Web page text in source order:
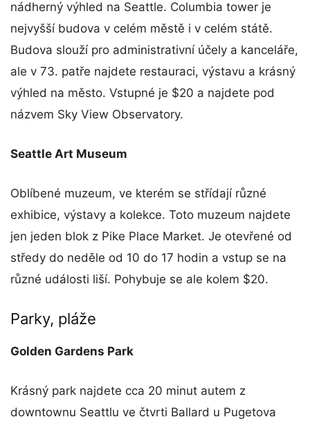
nádherný výhled na Seattle. Columbia tower je
nejvyšší budova v celém městě i v celém státě.
Budova slouží pro administrativní účely a kanceláře,
ale v 73. patře najdete restauraci, výstavu a krásný
výhled na město. Vstupné je $20 a najdete pod
názvem Sky View Observatory.
Seattle Art Museum
Oblíbené muzeum, ve kterém se střídají různé
exhibice, výstavy a kolekce. Toto muzeum najdete
jen jeden blok z Pike Place Market. Je otevřené od
středy do neděle od 10 do 17 hodin a vstup se na
různé události liší. Pohybuje se ale kolem $20.
Parky, pláže
Golden Gardens Park
Krásný park najdete cca 20 minut autem z
downtownu Seattlu ve čtvrti Ballard u Pugetova